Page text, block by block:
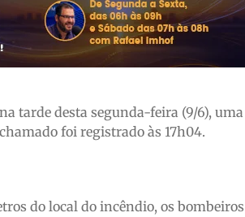
tarde desta segunda-feira (9/6),
foi registrado às 17h04.
do local do incêndio, os